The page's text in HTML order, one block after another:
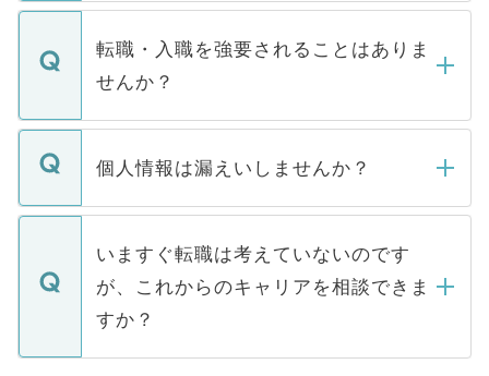
ます。通常、5営業日以内にはご連絡をせて
いただきますので、しばらくお待ちくださ
マイナビDOCTORで取り扱っている求人の
うち約3割は、Webサイトからご覧いただ
けない「非公開求人」です。非公開求人は
下記の理由によって、一般には公開してい
ません。
■応募殺到を避けるため 人気のある医療機
関を公にしてしまうと、応募が殺到する場
に、医療機関が求める条件に合った人材の
みを人材紹介会社に依頼するケースが増え
ています。
転職・入職を強要されることはありま
せんか？
転職・入職を強要することは一切ありませ
ん。また、仮に応募先から内定をいただい
定を承諾する必要はありません。内定先へ
の辞退の連絡はキャリアパートナーが行い
個人情報は漏えいしませんか？
個人情報が漏えいすることはありませんの
で、ご安心ください。当サイトからの登録
などで収集したご登録者様の個人情報は、
ご本人のキャリアアップおよび転職活動の
支援を目的に使用いたします。お預かりし
ているすべての個人データはご本人の許可
いますぐ転職は考えていないのです
が、これからのキャリアを相談できま
すか？